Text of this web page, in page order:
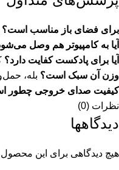
برای فضای باز مناسب است؟
آیا به کامپیوتر هم وصل
آیا برای پادکست کفایت دارد؟
وزن آن سبک است؟ بله،
کیفیت صدای خروجی چطور
نظرات (0)
دیدگاهها
هیچ دیدگاهی برای این